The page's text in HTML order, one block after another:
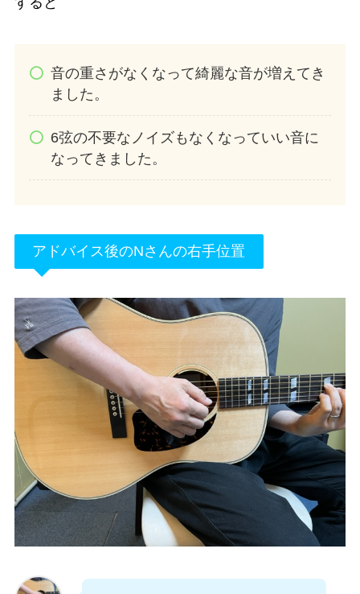
音の重さがなくなって綺麗な音が増えてき
ました。
6弦の不要なノイズもなくなっていい音に
なってきました。
アドバイス後のNさんの右手位置